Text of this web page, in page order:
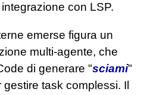
con LSP.
emerse figura un
multi‑agente, che
di generare "sciami"
task complessi. Il